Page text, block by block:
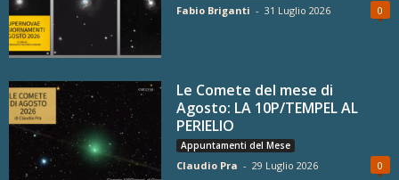
Fabio Briganti - 31 Luglio 2026 0
Le Comete del mese di
Agosto: LA 10P/TEMPEL AL
PERIELIO
Appuntamenti del Mese
Claudio Pra - 29 Luglio 2026 0